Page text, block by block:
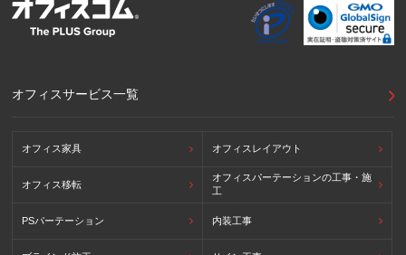
外国における個人情報の保護に関する制度等の詳細は以下を
ご確認下さい。
オフィスサービス一覧
オフィス家具 オフィスレイアウト
オフィス移転
オフィスパーテーションの工事・施
工
PSパーテーション 内装工事